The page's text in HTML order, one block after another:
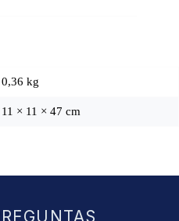
0,36 kg
11 × 11 × 47 cm